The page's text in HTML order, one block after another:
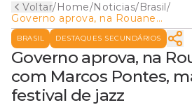
Voltar/Home/Noticias/Brasil/
Governo aprova, na Rouanet,
evento com Marcos Pontes,
mas barra festival de jazz
BRASIL DESTAQUES SECUNDÁRIOS
Governo aprova, na
com Marcos Pontes,
festival de jazz